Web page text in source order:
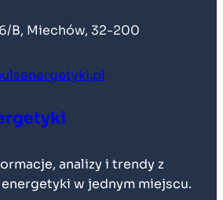
B, Miechów, 32-200
analizy i trendy z
w jednym miejscu.